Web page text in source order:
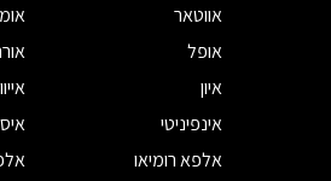
אווטאר
אופל
איון
אינפיניטי
אלפא רומיאו